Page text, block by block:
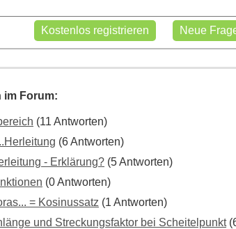
im Forum:
(11 Antworten)
(6 Antworten)
- Erklärung? (5 Antworten)
(0 Antworten)
= Kosinussatz (1 Antworten)
und Streckungsfaktor bei Scheitelpunkt